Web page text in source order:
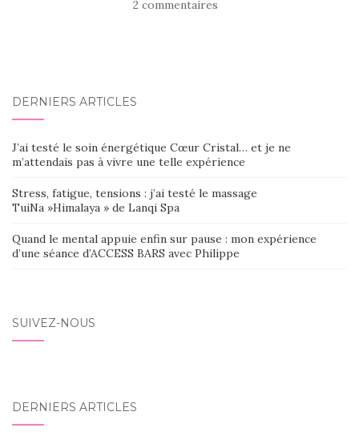
2 commentaires
DERNIERS ARTICLES
J’ai testé le soin énergétique Cœur Cristal… et je ne
m’attendais pas à vivre une telle expérience
Stress, fatigue, tensions : j’ai testé le massage
TuiNa »Himalaya » de Lanqi Spa
Quand le mental appuie enfin sur pause : mon expérience
d’une séance d’ACCESS BARS avec Philippe
SUIVEZ-NOUS
DERNIERS ARTICLES